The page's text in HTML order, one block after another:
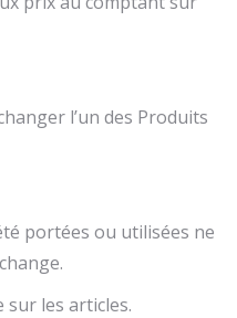
l’un des Produits
portées ou utilisées ne
sur les articles.